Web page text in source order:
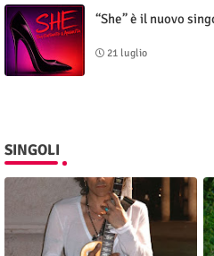
“She” è il nuovo
21 luglio
SINGOLI